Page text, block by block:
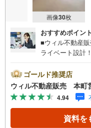
画像30枚
おすすめポイント
■ウィル不動産
ライベート設計
張替え・畳表替
近に揃う立地！
店が点在！休日
9平米のゆとり
縦長リビング
り！■家事効率
ゴールド推奨店
ウィル不動産販売 本町
4.94
資料を